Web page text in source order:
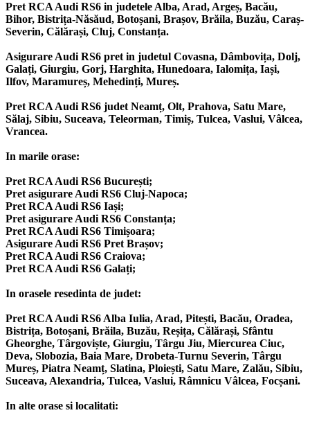
Pret RCA Audi RS6 in judetele Alba, Arad, Argeș, Bacău,
Bihor, Bistrița-Năsăud, Botoșani, Brașov, Brăila, Buzău, Caraș-
Severin, Călărași, Cluj, Constanța.
Asigurare Audi RS6 pret in judetul Covasna, Dâmbovița, Dolj,
Galați, Giurgiu, Gorj, Harghita, Hunedoara, Ialomița, Iași,
Ilfov, Maramureș, Mehedinți, Mureș.
Pret RCA Audi RS6 judet Neamț, Olt, Prahova, Satu Mare,
Sălaj, Sibiu, Suceava, Teleorman, Timiș, Tulcea, Vaslui, Vâlcea,
Vrancea.
In marile orase:
Pret RCA Audi RS6 București;
Pret asigurare Audi RS6 Cluj-Napoca;
Pret RCA Audi RS6 Iași;
Pret asigurare Audi RS6 Constanța;
Pret RCA Audi RS6 Timișoara;
Asigurare Audi RS6 Pret Brașov;
Pret RCA Audi RS6 Craiova;
Pret RCA Audi RS6 Galați;
In orasele resedinta de judet:
Pret RCA Audi RS6 Alba Iulia, Arad, Pitești, Bacău, Oradea,
Bistrița, Botoșani, Brăila, Buzău, Reșița, Călărași, Sfântu
Gheorghe, Târgoviște, Giurgiu, Târgu Jiu, Miercurea Ciuc,
Deva, Slobozia, Baia Mare, Drobeta-Turnu Severin, Târgu
Mureș, Piatra Neamț, Slatina, Ploiești, Satu Mare, Zalău, Sibiu,
Suceava, Alexandria, Tulcea, Vaslui, Râmnicu Vâlcea, Focșani.
In alte orase si localitati: